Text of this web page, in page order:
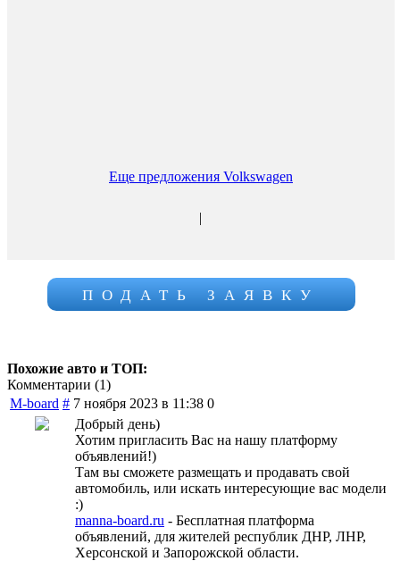
Еще предложения Volkswagen
|
ПОДАТЬ ЗАЯВКУ
Похожие авто и ТОП:
Комментарии (1)
M-board # 7 ноября 2023 в 11:38 0
Добрый день)
Хотим пригласить Вас на нашу платформу
объявлений!)
Там вы сможете размещать и продавать свой
автомобиль, или искать интересующие вас модели
:)
manna-board.ru - Бесплатная платформа
объявлений, для жителей республик ДНР, ЛНР,
Херсонской и Запорожской области.